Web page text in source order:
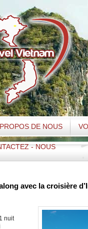
DE NOUS
- NOUS
avec la croisière
nuit